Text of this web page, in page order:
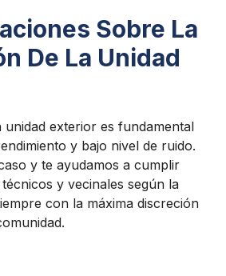
Sobre La
De La Unidad
unidad exterior es fundamental
y bajo nivel de ruido.
y te ayudamos a cumplir
y vecinales según la
con la máxima discreción